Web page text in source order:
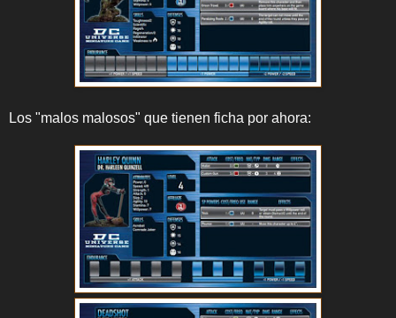
Los "malos malosos" que tienen ficha por ahora: